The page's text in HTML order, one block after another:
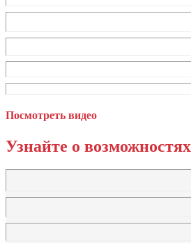
Посмотреть видео
Узнайте о